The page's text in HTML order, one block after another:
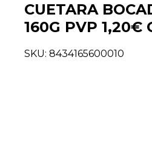
CUETARA
160G PVP 1,20€
SKU: 8434165600010